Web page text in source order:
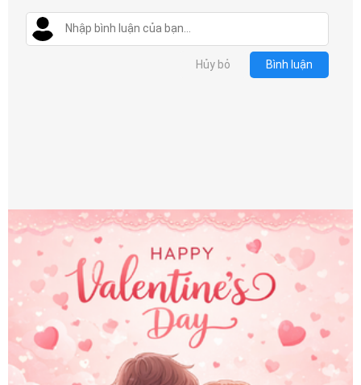
Hủy bỏ Bình luận